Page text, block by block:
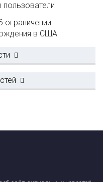
ограничении
в США